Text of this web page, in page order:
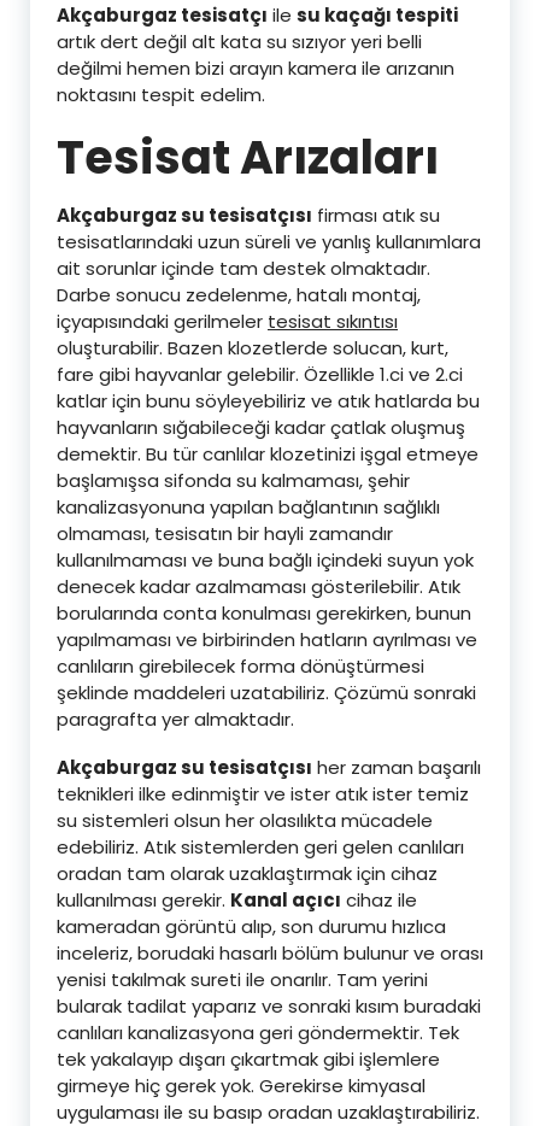
Akçaburgaz tesisatçı ile su kaçağı tespiti
artık dert değil alt kata su sızıyor yeri belli
değilmi hemen bizi arayın kamera ile arızanın
noktasını tespit edelim.
Tesisat Arızaları
Akçaburgaz su tesisatçısı firması atık su
tesisatlarındaki uzun süreli ve yanlış kullanımlara
ait sorunlar içinde tam destek olmaktadır.
Darbe sonucu zedelenme, hatalı montaj,
içyapısındaki gerilmeler tesisat sıkıntısı
oluşturabilir. Bazen klozetlerde solucan, kurt,
fare gibi hayvanlar gelebilir. Özellikle 1.ci ve 2.ci
katlar için bunu söyleyebiliriz ve atık hatlarda bu
hayvanların sığabileceği kadar çatlak oluşmuş
demektir. Bu tür canlılar klozetinizi işgal etmeye
başlamışsa sifonda su kalmaması, şehir
kanalizasyonuna yapılan bağlantının sağlıklı
olmaması, tesisatın bir hayli zamandır
kullanılmaması ve buna bağlı içindeki suyun yok
denecek kadar azalmaması gösterilebilir. Atık
borularında conta konulması gerekirken, bunun
yapılmaması ve birbirinden hatların ayrılması ve
canlıların girebilecek forma dönüştürmesi
şeklinde maddeleri uzatabiliriz. Çözümü sonraki
paragrafta yer almaktadır.
Akçaburgaz su tesisatçısı her zaman başarılı
teknikleri ilke edinmiştir ve ister atık ister temiz
su sistemleri olsun her olasılıkta mücadele
edebiliriz. Atık sistemlerden geri gelen canlıları
oradan tam olarak uzaklaştırmak için cihaz
kullanılması gerekir. Kanal açıcı cihaz ile
kameradan görüntü alıp, son durumu hızlıca
inceleriz, borudaki hasarlı bölüm bulunur ve orası
yenisi takılmak sureti ile onarılır. Tam yerini
bularak tadilat yaparız ve sonraki kısım buradaki
canlıları kanalizasyona geri göndermektir. Tek
tek yakalayıp dışarı çıkartmak gibi işlemlere
girmeye hiç gerek yok. Gerekirse kimyasal
uygulaması ile su basıp oradan uzaklaştırabiliriz.